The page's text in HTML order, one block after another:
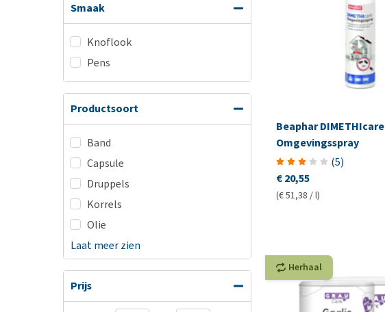
Smaak
Knoflook
Pens
Productsoort
Band
Capsule
Druppels
Korrels
Olie
Laat meer zien
Prijs
Beaphar DIMETHIcare
Omgevingsspray
(5)
€ 20,55
(€ 51,38 / l)
Herhaal